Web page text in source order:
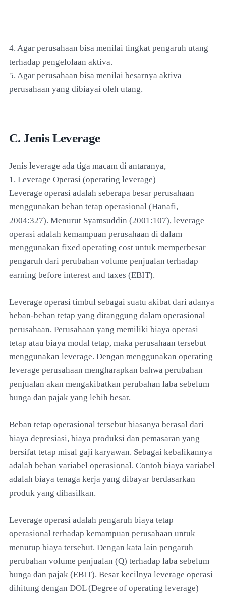
4. Agar perusahaan bisa menilai tingkat pengaruh utang
terhadap pengelolaan aktiva.
5. Agar perusahaan bisa menilai besarnya aktiva
perusahaan yang dibiayai oleh utang.
C. Jenis Leverage
Jenis leverage ada tiga macam di antaranya,
1. Leverage Operasi (operating leverage)
Leverage operasi adalah seberapa besar perusahaan
menggunakan beban tetap operasional (Hanafi,
2004:327). Menurut Syamsuddin (2001:107), leverage
operasi adalah kemampuan perusahaan di dalam
menggunakan fixed operating cost untuk memperbesar
pengaruh dari perubahan volume penjualan terhadap
earning before interest and taxes (EBIT).
Leverage operasi timbul sebagai suatu akibat dari adanya
beban-beban tetap yang ditanggung dalam operasional
perusahaan. Perusahaan yang memiliki biaya operasi
tetap atau biaya modal tetap, maka perusahaan tersebut
menggunakan leverage. Dengan menggunakan operating
leverage perusahaan mengharapkan bahwa perubahan
penjualan akan mengakibatkan perubahan laba sebelum
bunga dan pajak yang lebih besar.
Beban tetap operasional tersebut biasanya berasal dari
biaya depresiasi, biaya produksi dan pemasaran yang
bersifat tetap misal gaji karyawan. Sebagai kebalikannya
adalah beban variabel operasional. Contoh biaya variabel
adalah biaya tenaga kerja yang dibayar berdasarkan
produk yang dihasilkan.
Leverage operasi adalah pengaruh biaya tetap
operasional terhadap kemampuan perusahaan untuk
menutup biaya tersebut. Dengan kata lain pengaruh
perubahan volume penjualan (Q) terhadap laba sebelum
bunga dan pajak (EBIT). Besar kecilnya leverage operasi
dihitung dengan DOL (Degree of operating leverage)